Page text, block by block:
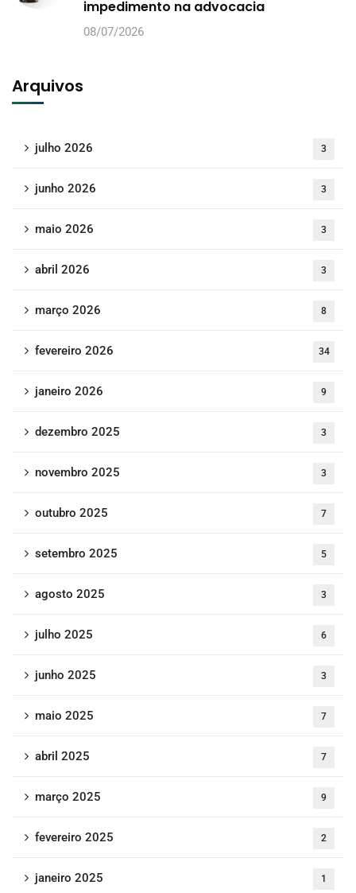
impedimento na advocacia
08/07/2026
Arquivos
julho 2026 3
junho 2026 3
maio 2026 3
abril 2026 3
março 2026 8
fevereiro 2026 34
janeiro 2026 9
dezembro 2025 3
novembro 2025 3
outubro 2025 7
setembro 2025 5
agosto 2025 3
julho 2025 6
junho 2025 3
maio 2025 7
abril 2025 7
março 2025 9
fevereiro 2025 2
janeiro 2025 1